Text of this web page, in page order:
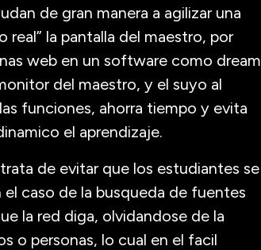
de gran manera a agilizar una
la pantalla del maestro, por
web en un software como dream
del maestro, y el suyo al
funciones, ahorra tiempo y evita
el aprendizaje.
de evitar que los estudiantes se
caso de la busqueda de fuentes
la red diga, olvidandose de la
o personas, lo cual en el facil